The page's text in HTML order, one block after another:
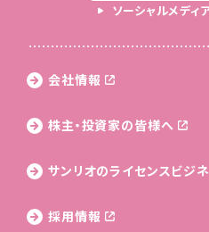
ソーシャルメディ
会社情報
株主・投資家の皆様へ
サンリオのライセンス ビジ
採用情報